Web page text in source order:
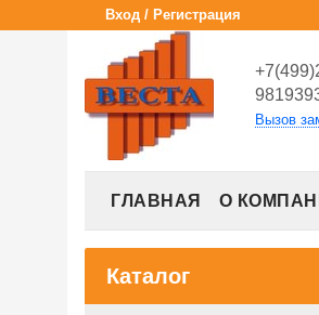
Вход / Регистрация
Вызов
ГЛАВНАЯ О
Каталог